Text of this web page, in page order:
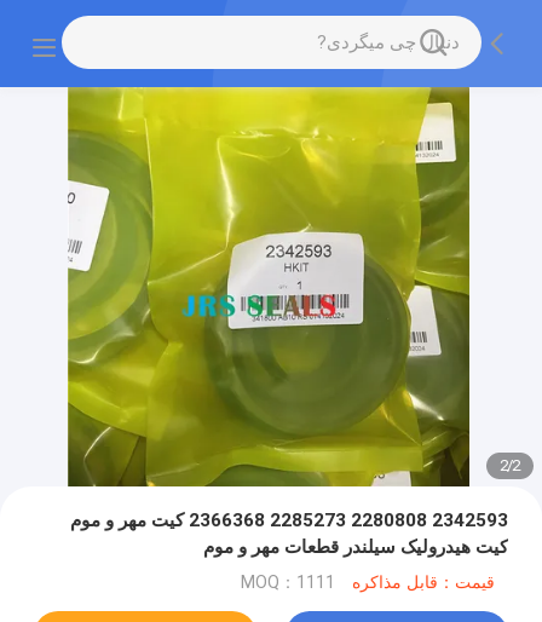
2
/
2
2342593 2280808 2285273 2366368 کیت مهر و موم
کیت هیدرولیک سیلندر قطعات مهر و موم
قیمت：قابل مذاکره MOQ：1111